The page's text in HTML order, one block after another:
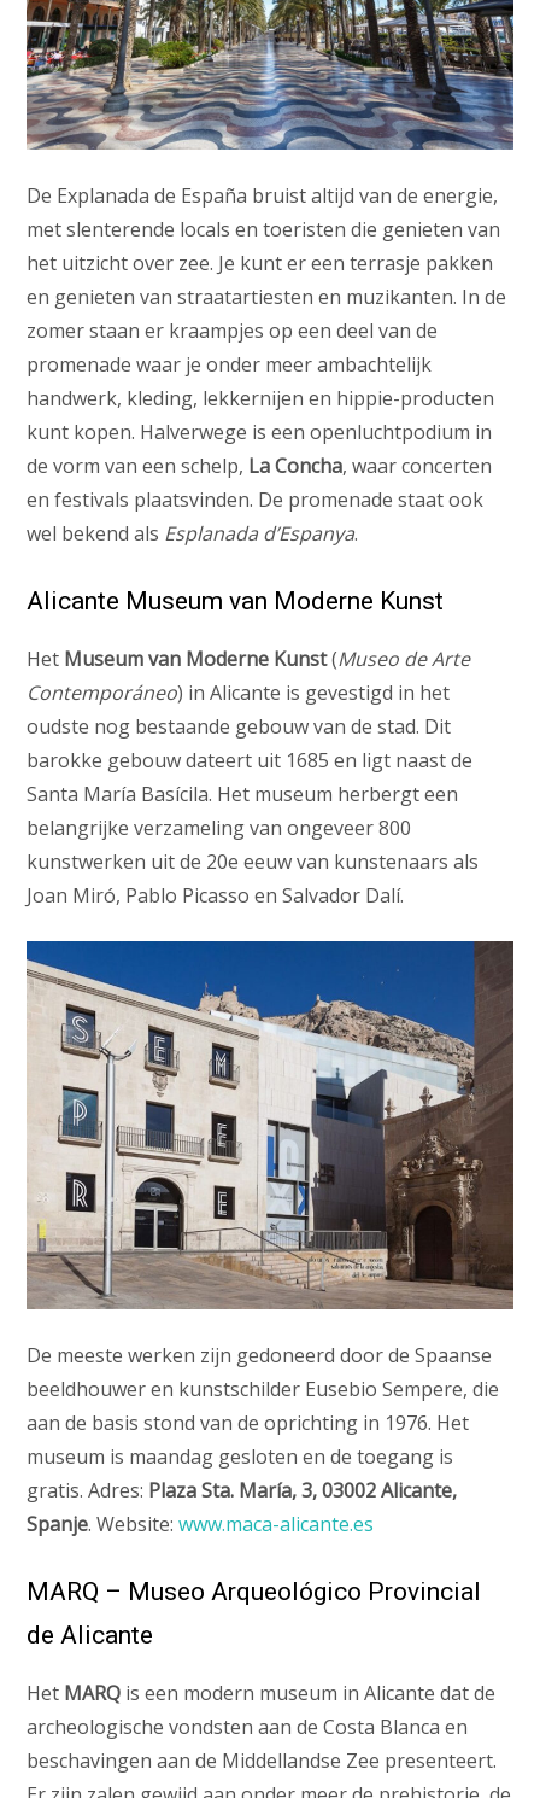
De Explanada de España bruist altijd van de energie,
met slenterende locals en toeristen die genieten van
het uitzicht over zee. Je kunt er een terrasje pakken
en genieten van straatartiesten en muzikanten. In de
zomer staan er kraampjes op een deel van de
promenade waar je onder meer ambachtelijk
handwerk, kleding, lekkernijen en hippie-producten
kunt kopen. Halverwege is een openluchtpodium in
de vorm van een schelp, La Concha, waar concerten
en festivals plaatsvinden. De promenade staat ook
wel bekend als Esplanada d’Espanya.
Alicante Museum van Moderne Kunst
Het Museum van Moderne Kunst(Museo de Arte
Contemporáneo) in Alicante is gevestigd in het
oudste nog bestaande gebouw van de stad. Dit
barokke gebouw dateert uit 1685 en ligt naast de
Santa María Basícila. Het museum herbergt een
belangrijke verzameling van ongeveer 800
kunstwerken uit de 20e eeuw van kunstenaars als
Joan Miró, Pablo Picasso en Salvador Dalí.
De meeste werken zijn gedoneerd door de Spaanse
beeldhouwer en kunstschilder Eusebio Sempere, die
aan de basis stond van de oprichting in 1976. Het
museum is maandag gesloten en de toegang is
gratis. Adres: Plaza Sta. María, 3, 03002 Alicante,
Spanje. Website:www.maca-alicante.es
MARQ – Museo Arqueológico Provincial
de Alicante
Het MARQ is een modern museum in Alicante dat de
archeologische vondsten aan de Costa Blanca en
beschavingen aan de Middellandse Zee presenteert.